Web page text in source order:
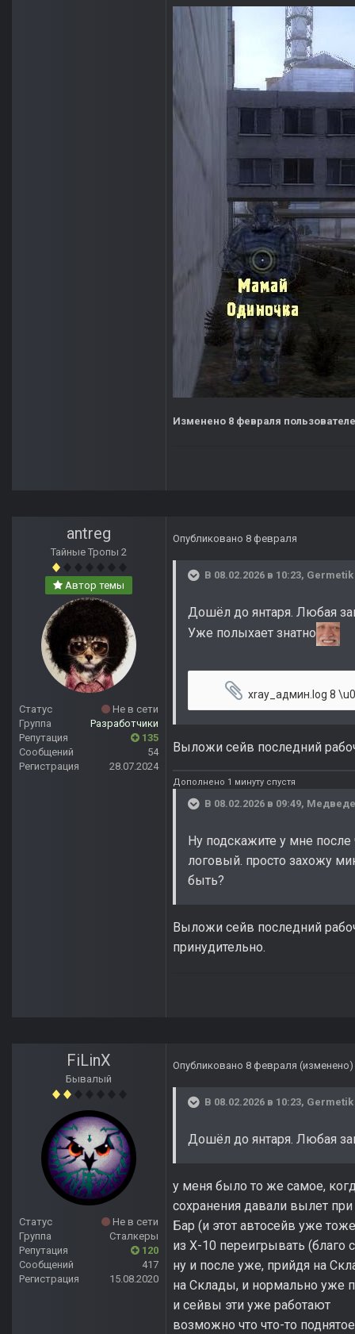
Изменено 8 февраля
antreg
Тайные Тропы 2
Автор темы
Статус
Не в сети
Группа
Разработчики
Репутация
135
Сообщений
54
Регистрация
28.07.2024
Опубликовано 8 февраля
В 08.02.2026 в 10:23, Germetik
Дошёл до янтаря. Любая
Уже полыхает знатно
xray_админ.log 8
Выложи сейв последний
Дополнено 1 минуту спустя
В 08.02.2026 в 09:49,
Ну подскажите у мне
логовый. просто захожу
быть?
Выложи сейв последний
принудительно.
FiLinX
Бывалый
Статус
Не в сети
Группа
Сталкеры
Репутация
120
Сообщений
417
Регистрация
15.08.2020
Опубликовано 8 февраля (изменено)
В 08.02.2026 в 10:23, Germetik
Дошёл до янтаря. Любая
у меня было то же самое,
сохранения давали вылет
Бар (и этот автосейв уже
из Х-10 переигрывать (благо
ну и после уже, прийдя на
на Склады, и нормально уже
и сейвы эти уже работают
возможно что что-то